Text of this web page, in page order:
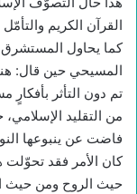
المسيحي حين قال:
تم دون التأثر
من التقليد
فاضت عن ينبوعها
كان الأمر فقد تحوّلت
حيث الروح ومن حيث